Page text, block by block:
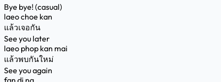
Bye bye! (casual)
laeo choe kan
แล้วเจอกัน
See you later
laeo phop kan mai
แล้วพบกันใหม่
See you again